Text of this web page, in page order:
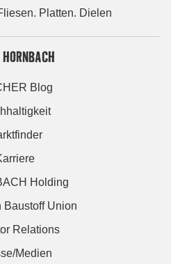
Platten. Dielen
Blog
Holding
Baustoff Union
Relations
Medien